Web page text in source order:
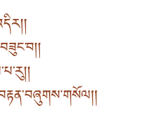
།
།
།
།